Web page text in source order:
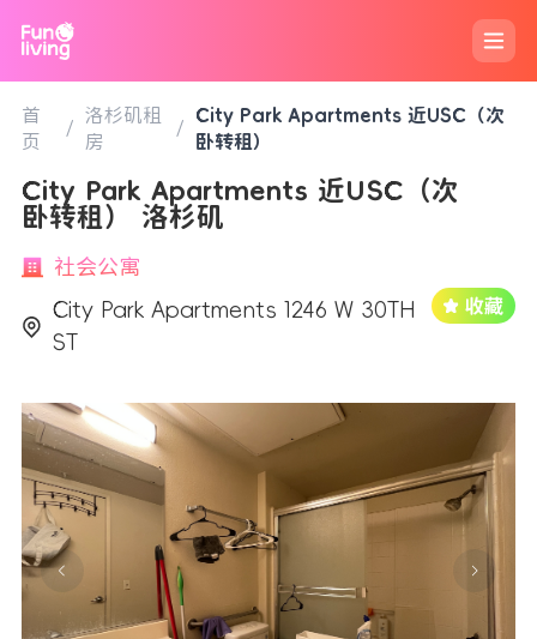
首
页
/
洛杉矶租
房
/
City Park Apartments 近USC（次
卧转租）
City Park Apartments 近USC（次
卧转租） 洛杉矶
社会公寓
City Park Apartments 1246 W 30TH
ST